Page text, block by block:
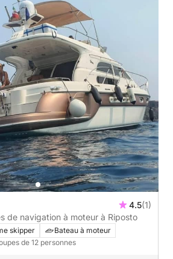
4.5(1)
de navigation à moteur à Riposto
skipper
Bateau à moteur
de 12 personnes